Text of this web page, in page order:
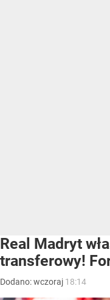
Real Madryt
transferowy!
Dodano:wczoraj 18:14